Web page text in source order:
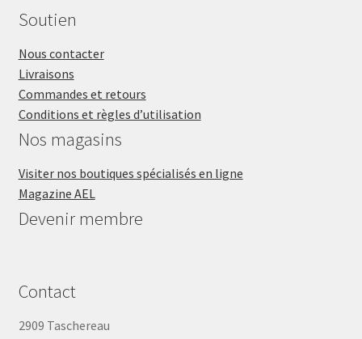
Soutien
Nous contacter
Livraisons
Commandes et retours
Conditions et règles d’utilisation
Nos magasins
Visiter nos boutiques spécialisés en ligne
Magazine AEL
Devenir membre
Contact
2909 Taschereau